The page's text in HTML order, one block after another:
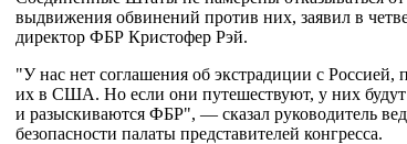
выдвижения обвинений против них, заявил в
директор ФБР Кристофер Рэй.
"У нас нет соглашения об экстрадиции с
их в США. Но если они путешествуют, у них будут
и разыскиваются ФБР", — сказал руководитель
безопасности палаты представителей конгресса.